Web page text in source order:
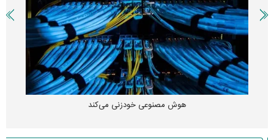
هوش مصنوعی خودزنی می‌کند